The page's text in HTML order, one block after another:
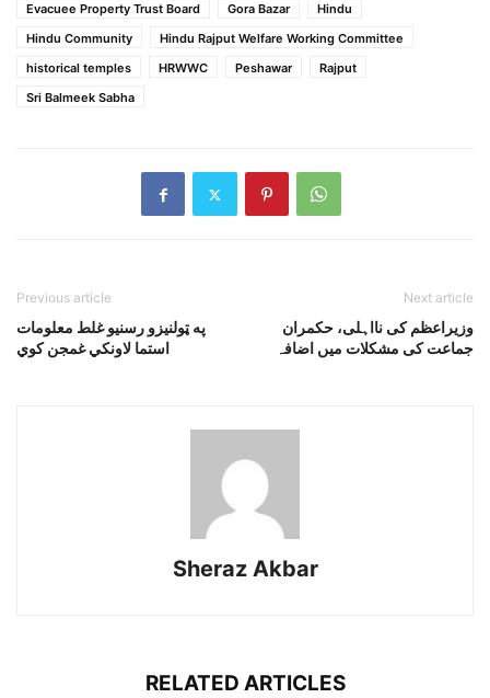
Evacuee Property Trust Board
Gora Bazar
Hindu
Hindu Community
Hindu Rajput Welfare Working Committee
historical temples
HRWWC Peshawar
Rajput
Sri Balmeek Sabha
Previous article
په ټولنيزو رسنيو غلط معلومات
استما لاونکي غمجن کوي
Next article
وزیراعظم کی نااہلی، حکمران
جماعت کی مشکلات میں اضافہ
Sheraz Akbar
RELATED ARTICLES